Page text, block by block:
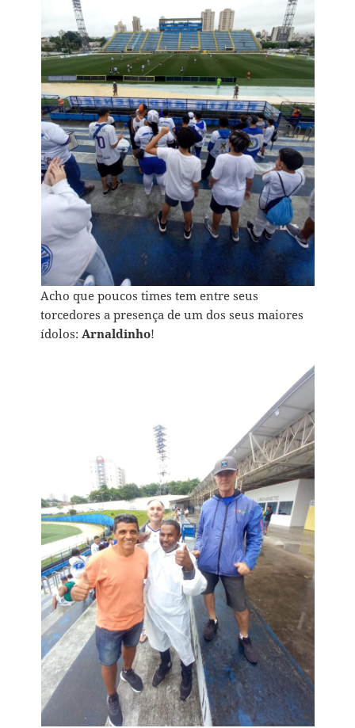
Acho que poucos times tem entre seus
torcedores a presença de um dos seus maiores
ídolos: Arnaldinho!